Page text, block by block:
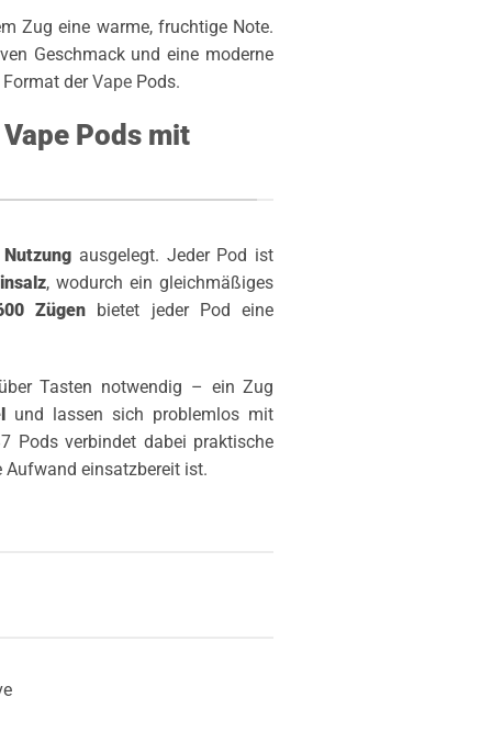
Zug eine warme, fruchtige Note.
Geschmack und eine moderne
derVapePods.
Pods mit
ausgelegt. Jeder Pod ist
, wodurch ein gleichmäßiges
Zügen bietet jeder Pod eine
Tasten notwendig – ein Zug
und lassen sich problemlos mit
Pods verbindet dabei praktische
Aufwand einsatzbereit ist.